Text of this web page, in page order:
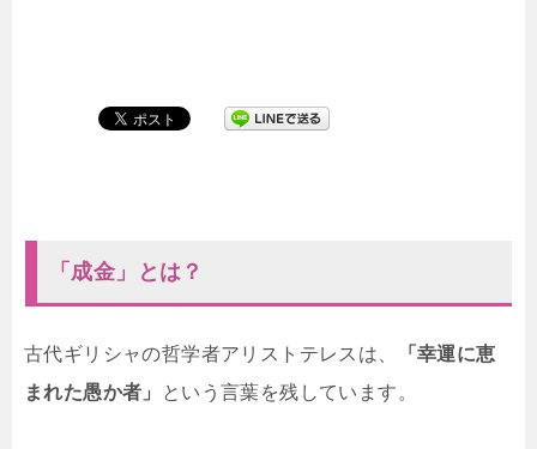
「成金」とは？
古代ギリシャの哲学者アリストテレスは、
「幸運に恵
まれた愚か者」
という言葉を残しています。